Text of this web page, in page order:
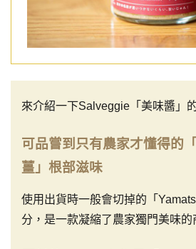
來介紹一下Salveggie「美味醬」
可品嘗到只有農家才懂得的
薑」根部滋味
使用出貨時一般會切掉的「
分，是一款凝縮了農家獨門美味的